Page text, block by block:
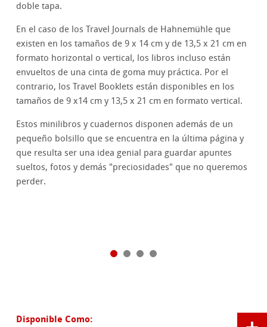
doble tapa.
En el caso de los Travel Journals de Hahnemühle que
existen en los tamaños de 9 x 14 cm y de 13,5 x 21 cm en
formato horizontal o vertical, los libros incluso están
envueltos de una cinta de goma muy práctica. Por el
contrario, los Travel Booklets están disponibles en los
tamaños de 9 x14 cm y 13,5 x 21 cm en formato vertical.
Estos minilibros y cuadernos disponen además de un
pequeño bolsillo que se encuentra en la última página y
que resulta ser una idea genial para guardar apuntes
sueltos, fotos y demás "preciosidades" que no queremos
perder.
Disponible Como: